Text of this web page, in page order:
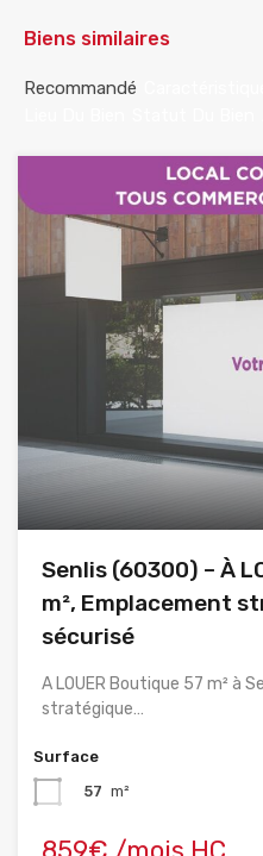
Biens similaires
Recommandé
Senlis (60300) – À
m², Emplacement
sécurisé
A LOUER Boutique 57 m² à
stratégique…
Surface
57 m²